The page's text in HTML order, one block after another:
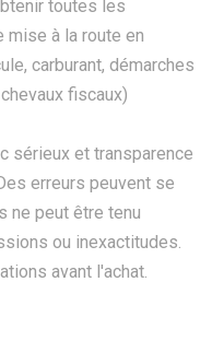
toutes les
mise à la route en
carburant, démarches
fiscaux)
sérieux et transparence
erreurs peuvent se
ne peut être tenu
ou inexactitudes.
avant l'achat.